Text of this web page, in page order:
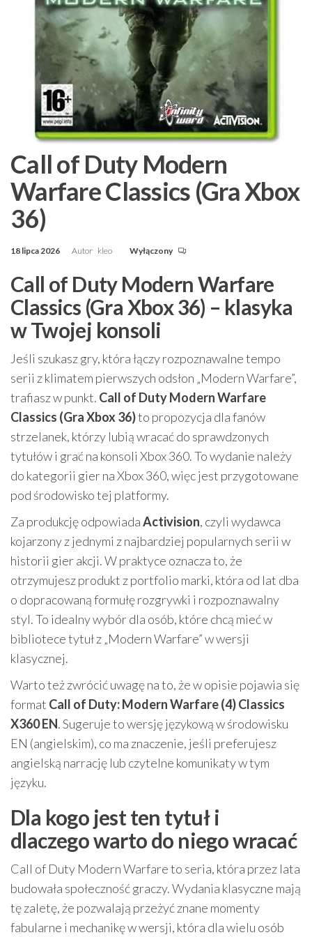
Call of Duty Modern
Warfare Classics (Gra Xbox
36)
18 lipca 2026 Autor kleo Wyłączony
Call of Duty Modern Warfare
Classics (Gra Xbox 36) – klasyka
w Twojej konsoli
Jeśli szukasz gry, która łączy rozpoznawalne tempo
serii z klimatem pierwszych odsłon „Modern Warfare”,
trafiasz w punkt. Call of Duty Modern Warfare
Classics (Gra Xbox 36)to propozycja dla fanów
strzelanek, którzy lubią wracać do sprawdzonych
tytułów i grać na konsoli Xbox 360. To wydanie należy
do kategorii gier na Xbox 360, więc jest przygotowane
pod środowisko tej platformy.
Za produkcję odpowiadaActivision, czyli wydawca
kojarzony z jednymi z najbardziej popularnych serii w
historii gier akcji. W praktyce oznacza to, że
otrzymujesz produkt z portfolio marki, która od lat dba
o dopracowaną formułę rozgrywki i rozpoznawalny
styl. To idealny wybór dla osób, które chcą mieć w
bibliotece tytuł z „Modern Warfare” w wersji
klasycznej.
Warto też zwrócić uwagę na to, że w opisie pojawia się
format Call of Duty: Modern Warfare (4) Classics
X360 EN. Sugeruje to wersję językową w środowisku
EN (angielskim), co ma znaczenie, jeśli preferujesz
angielską narrację lub czytelne komunikaty w tym
języku.
Dla kogo jest ten tytuł i
dlaczego warto do niego wracać
Call of Duty Modern Warfare to seria, która przez lata
budowała społeczność graczy. Wydania klasyczne mają
tę zaletę, że pozwalają przeżyć znane momenty
fabularne i mechanikę w wersji, która dla wielu osób